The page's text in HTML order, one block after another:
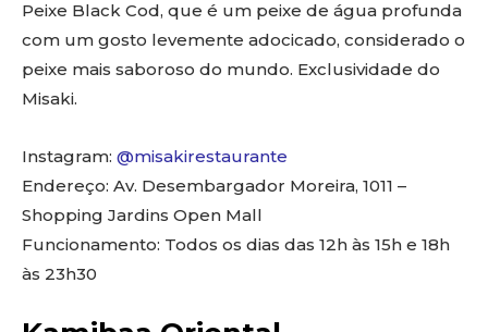
Peixe Black Cod, que é um peixe de água profunda
com um gosto levemente adocicado, considerado o
peixe mais saboroso do mundo. Exclusividade do
Misaki.
Instagram: @misakirestaurante
Endereço: Av. Desembargador Moreira, 1011 –
Shopping Jardins Open Mall
Funcionamento: Todos os dias das 12h às 15h e 18h
às 23h30